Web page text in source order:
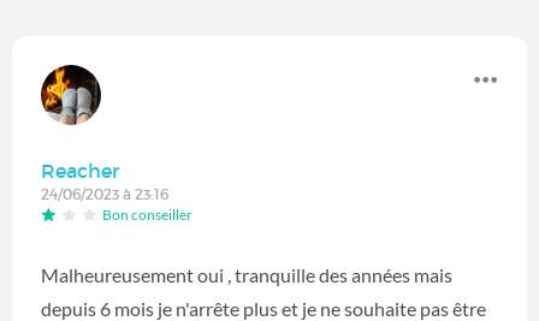
Reacher
24/06/2023 à 23:16
Bon conseiller
Malheureusement oui , tranquille des années mais
depuis 6 mois je n'arrête plus et je ne souhaite pas être